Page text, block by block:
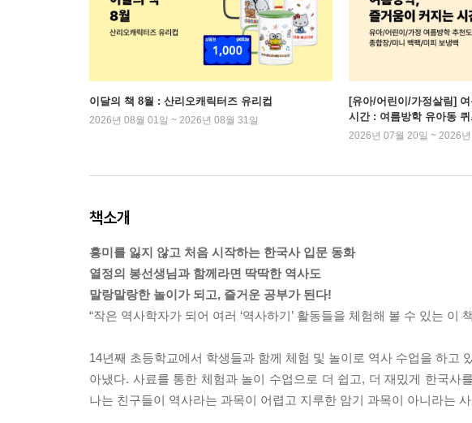
이달의 책 8월 : 산리오캐릭터즈 유리컵
2026년 08월 01일 ~ 2026년 08월 31일
[유아/어린이/가정살림]
시간 : 여름방학 유아동
2026년 07월 20일 ~ 2026년
책소개
흥미를 잃지 않고 처음 시작하는 한국사 입문 동화
열정의 봉선생님과 함께라면 딱딱한 역사도
말랑말랑한 놀이가 되고, 즐거운 공부가 된다!
“작은 역사학자가 되어 여러 ‘역사하기’ 활동들을 체험해 볼 수 있는 이
14년째 초등학교에서 학생들과 함께 체험 및 놀이로 역사 수업을 하고
아냈다. 사료를 통한 체험과 놀이 수업으로 더 쉽고, 더 재밌게 한국
나는 친구들이 역사라는 과목이 어렵고 지루한 암기 과목이 아니라는